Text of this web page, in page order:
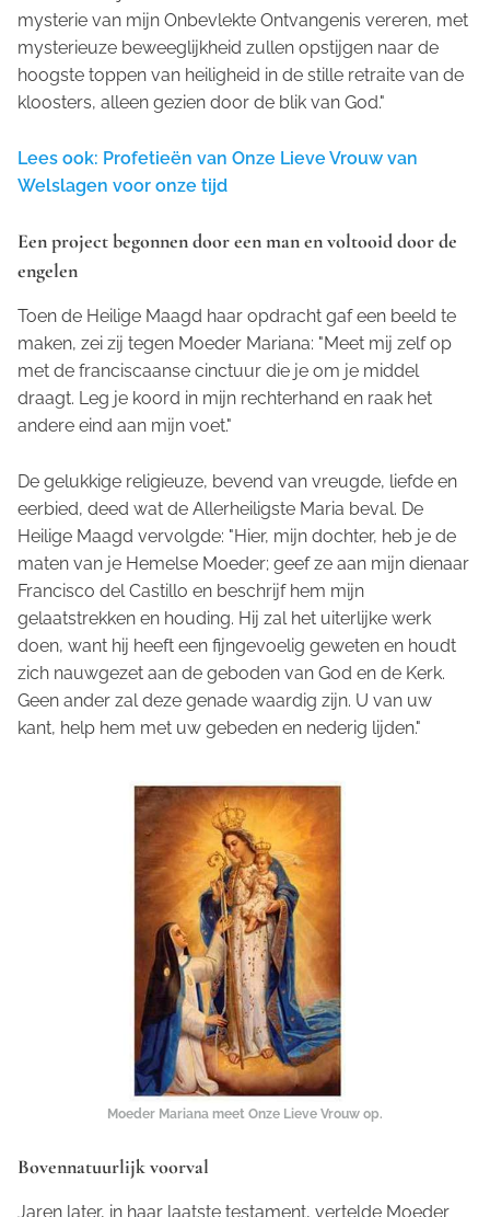
mysterie van mijn Onbevlekte Ontvangenis vereren, met
mysterieuze beweeglijkheid zullen opstijgen naar de
hoogste toppen van heiligheid in de stille retraite van de
kloosters, alleen gezien door de blik van God."
Lees ook: Profetieën van Onze Lieve Vrouw van
Welslagen voor onze tijd
Een project begonnen door een man en voltooid door de
engelen
Toen de Heilige Maagd haar opdracht gaf een beeld te
maken, zei zij tegen Moeder Mariana: "Meet mij zelf op
met de franciscaanse cinctuur die je om je middel
draagt. Leg je koord in mijn rechterhand en raak het
andere eind aan mijn voet."
De gelukkige religieuze, bevend van vreugde, liefde en
eerbied, deed wat de Allerheiligste Maria beval. De
Heilige Maagd vervolgde: "Hier, mijn dochter, heb je de
maten van je Hemelse Moeder; geef ze aan mijn dienaar
Francisco del Castillo en beschrijf hem mijn
gelaatstrekken en houding. Hij zal het uiterlijke werk
doen, want hij heeft een fijngevoelig geweten en houdt
zich nauwgezet aan de geboden van God en de Kerk.
Geen ander zal deze genade waardig zijn. U van uw
kant, help hem met uw gebeden en nederig lijden."
Moeder Mariana meet Onze Lieve Vrouw op.
Bovennatuurlijk voorval
Jaren later, in haar laatste testament, vertelde Moeder